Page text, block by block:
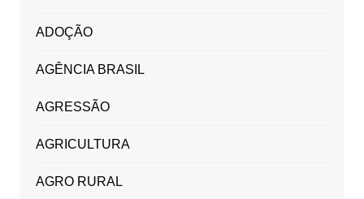
ADOÇÃO
AGÊNCIA BRASIL
AGRESSÃO
AGRICULTURA
AGRO RURAL